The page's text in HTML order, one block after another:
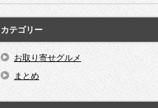
カテゴリー
お取り寄せグルメ
まとめ